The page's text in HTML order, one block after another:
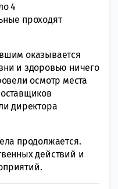
4
проходят
оказывается
и здоровью ничего
осмотр места
директора
продолжается.
действий и